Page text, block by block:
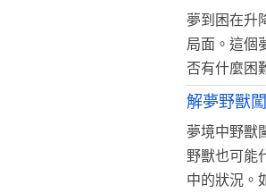
夢到困在升
局面。這個
否有什麼困
解夢野獸
夢境中野獸
野獸也可能
中的狀況。